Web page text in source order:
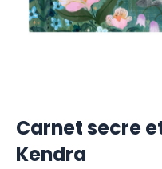
Carnet secre
Kendra